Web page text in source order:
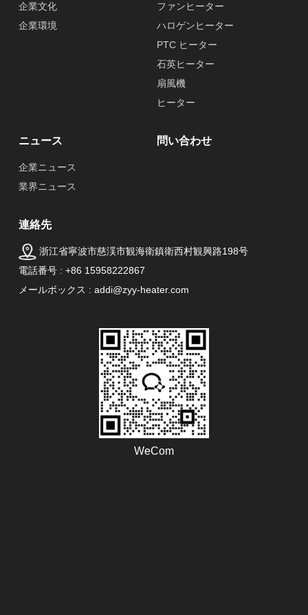
企業文化
企業環境
ファンヒーター
ハロゲンヒーター
PTC ヒーター
石英ヒーター
扇風機
ヒーター
ニュース
企業ニュース
業界ニュース
問い合わせ
連絡先
浙江省寧波市慈渓市観海衛鎮衛西村観興路198号
電話番号 : +86 15958222867
メールボックス : addi@zyy-heater.com
WeCom